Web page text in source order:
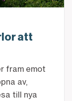
att
fram emot
av,
till nya